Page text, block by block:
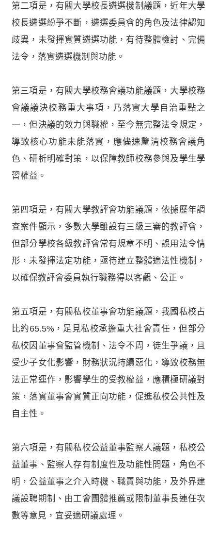
第二項是，有關大學校長遴選機制議題，近年大學
校長遴選紛爭不斷，遴選委員會的角色及法律認知
歧異，未發揮實質遴選功能，有待整體檢討、完備
法令，落實遴選機制與功能。
第三項是，有關大學校務會議功能議題，大學校務
會議議決校務重大事項，乃落實大學自治重點之
一，但決議的效力與職權，至今無完整法令規定，
導致核心功能未能落實，應儘速釐清校務會議角
色、研析明確對策，以保障教師校務參與及學生學
習權益。
第四項是，有關大學教評會功能議題，依據歷年調
查案件顯示，多數大學雖設有三級三審的教評會，
但部分學校各級教評會常有規章不明、誤用法令情
形，未發揮法定功能，亟待建立整體適法性機制，
以確保教評會委員執行職務得以客觀、公正。
第五項是，有關私校董事會功能議題，我國私校占
比約65.5%，足見私校承擔重大社會責任，但部分
私校因董事會監管機制、法令不周，徒生爭議，且
受少子女化影響，財務狀況持續惡化，導致校務無
法正常運作，影響學生的受教權益，應積極研議對
策，落實董事會實質正向功能，促進私校公共性及
自主性。
第六項是，有關私校公益董事監察人議題，私校公
益董事、監察人存有制度性及功能性問題，角色不
明，公益董事之介入時機、職責與功能，及外界建
議設聘期制、由工會團體推薦或限制董事長連任次
數等意見，宜妥適研議處理。